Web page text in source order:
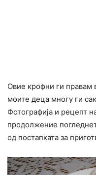
Овие крофни ги правам
моите деца многу ги
Фотографија и рецепт
продолжение
од постапката за